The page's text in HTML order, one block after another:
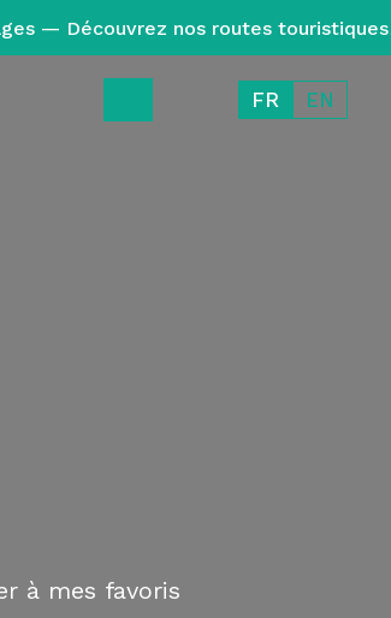
— Découvrez nos routes touristiques
FR EN
à mes favoris